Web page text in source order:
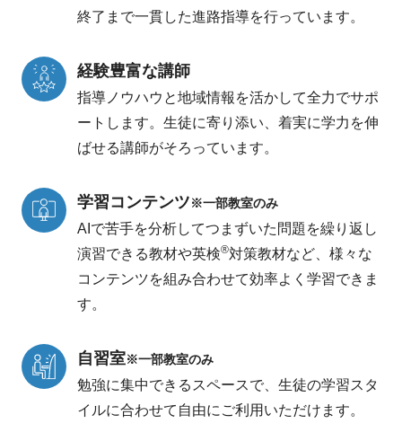
終了まで一貫した進路指導を行っています。
経験豊富な講師
指導ノウハウと地域情報を活かして全力でサポ
ートします。生徒に寄り添い、着実に学力を伸
ばせる講師がそろっています。
学習コンテンツ※一部教室のみ
AIで苦手を分析してつまずいた問題を繰り返し
演習できる教材や英検®対策教材など、様々な
コンテンツを組み合わせて効率よく学習できま
す。
自習室※一部教室のみ
勉強に集中できるスペースで、生徒の学習スタ
イルに合わせて自由にご利用いただけます。